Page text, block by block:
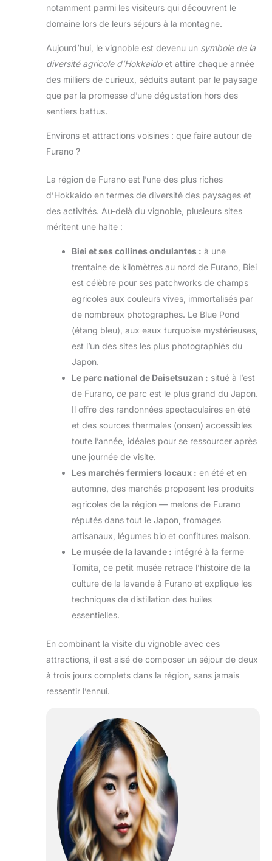
notamment parmi les visiteurs qui découvrent le
domaine lors de leurs séjours à la montagne.
Aujourd’hui, le vignoble est devenu un symbole de la
diversité agricole d’Hokkaidoet attire chaque année
des milliers de curieux, séduits autant par le paysage
que par la promesse d’une dégustation hors des
sentiers battus.
Environs et attractions voisines : que faire autour de
Furano ?
La région de Furano est l’une des plus riches
d’Hokkaido en termes de diversité des paysages et
des activités. Au-delà du vignoble, plusieurs sites
méritent une halte :
Biei et ses collines ondulantes : à une
trentaine de kilomètres au nord de Furano, Biei
est célèbre pour ses patchworks de champs
agricoles aux couleurs vives, immortalisés par
de nombreux photographes. Le Blue Pond
(étang bleu), aux eaux turquoise mystérieuses,
est l’un des sites les plus photographiés du
Japon.
Le parc national de Daisetsuzan : situé à l’est
de Furano, ce parc est le plus grand du Japon.
Il offre des randonnées spectaculaires en été
et des sources thermales (onsen) accessibles
toute l’année, idéales pour se ressourcer après
une journée de visite.
Les marchés fermiers locaux : en été et en
automne, des marchés proposent les produits
agricoles de la région — melons de Furano
réputés dans tout le Japon, fromages
artisanaux, légumes bio et confitures maison.
Le musée de la lavande : intégré à la ferme
Tomita, ce petit musée retrace l’histoire de la
culture de la lavande à Furano et explique les
techniques de distillation des huiles
essentielles.
En combinant la visite du vignoble avec ces
attractions, il est aisé de composer un séjour de deux
à trois jours complets dans la région, sans jamais
ressentir l’ennui.